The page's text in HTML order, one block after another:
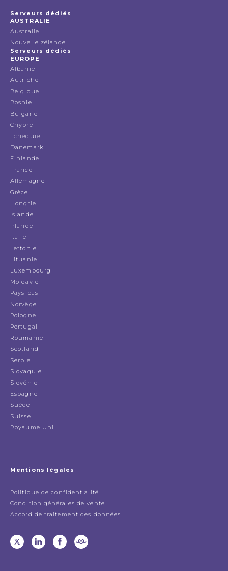
Serveurs dédiés
AUSTRALIE
Australie
Nouvelle zélande
Serveurs dédiés
EUROPE
Albanie
Autriche
Belgique
Bosnie
Bulgarie
Chypre
Tchéquie
Danemark
Finlande
France
Allemagne
Grèce
Hongrie
Islande
Irlande
italie
Lettonie
Lituanie
Luxembourg
Moldavie
Pays-bas
Norvège
Pologne
Portugal
Roumanie
Scotland
Serbie
Slovaquie
Slovénie
Espagne
Suède
Suisse
Royaume Uni
Mentions légales
Politique de confidentialité
Condition générales de vente
Accord de traitement des données